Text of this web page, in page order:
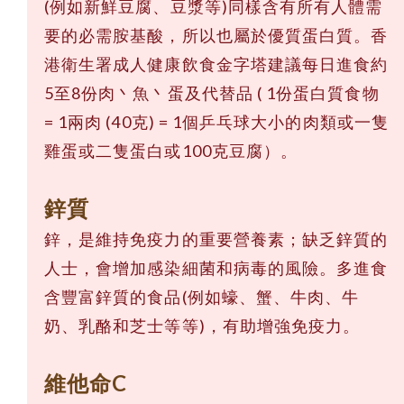
(例如新鮮豆腐、豆漿等)同樣含有所有人體需
要的必需胺基酸，所以也屬於優質蛋白質。香
港衛生署成人健康飲食金字塔建議每日進食約
5至8份肉丶魚丶蛋及代替品 ( 1份蛋白質食物
= 1兩肉 (40克) = 1個乒乓球大小的肉類或一隻
雞蛋或二隻蛋白或100克豆腐）。
鋅質
鋅，是維持免疫力的重要營養素；缺乏鋅質的
人士，會增加感染細菌和病毒的風險。多進食
含豐富鋅質的食品(例如蠔、蟹、牛肉、牛
奶、乳酪和芝士等等)，有助增強免疫力。
維他命C